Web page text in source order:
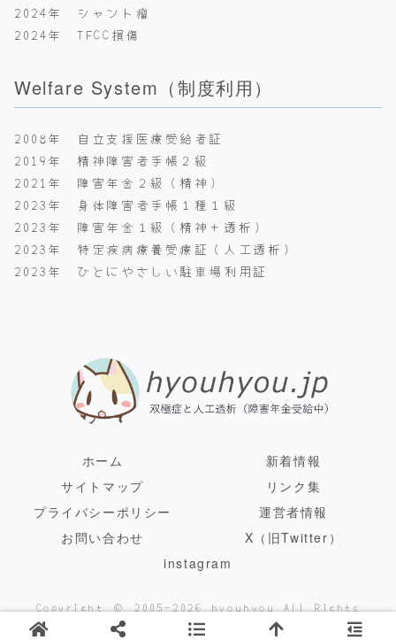
2024年 シャント瘤
2024年 TFCC損傷
Welfare System（制度利用）
2008年 自立支援医療受給者証
2019年 精神障害者手帳２級
2021年 障害年金２級（精神）
2023年 身体障害者手帳１種１級
2023年 障害年金１級（精神＋透析）
2023年 特定疾病療養受療証（人工透析）
2023年 ひとにやさしい駐車場利用証
ホーム
新着情報
サイトマップ
リンク集
プライバシーポリシー
運営者情報
お問い合わせ
X（旧Twitter）
instagram
Copyright © 2005-2026 hyouhyou All Rights
Reserved.